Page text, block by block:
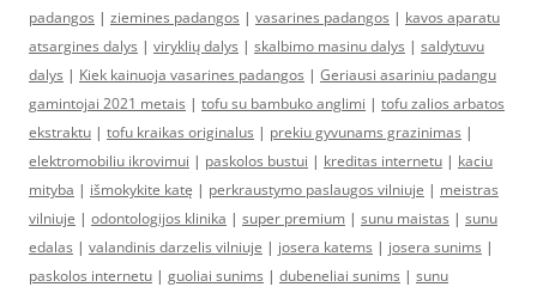
padangos | ziemines padangos | vasarines padangos | kavos aparatu
atsargines dalys | viryklių dalys | skalbimo masinu dalys | saldytuvu
dalys | Kiek kainuoja vasarines padangos | Geriausi asariniu padangu
gamintojai 2021 metais | tofu su bambuko anglimi | tofu zalios arbatos
ekstraktu | tofu kraikas originalus | prekiu gyvunams grazinimas |
elektromobiliu ikrovimui | paskolos bustui | kreditas internetu | kaciu
mityba | išmokykite katę | perkraustymo paslaugos vilniuje | meistras
vilniuje | odontologijos klinika | super premium | sunu maistas | sunu
edalas | valandinis darzelis vilniuje | josera katems | josera sunims |
paskolos internetu | guoliai sunims | dubeneliai sunims | sunu